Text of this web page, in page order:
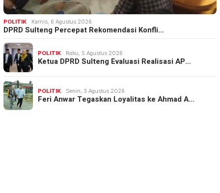
POLITIK Kamis, 6 Agustus 2026
DPRD Sulteng Percepat Rekomendasi Konfli…
POLITIK Rabu, 5 Agustus 2026
Ketua DPRD Sulteng Evaluasi Realisasi AP…
POLITIK Senin, 3 Agustus 2026
Feri Anwar Tegaskan Loyalitas ke Ahmad A…